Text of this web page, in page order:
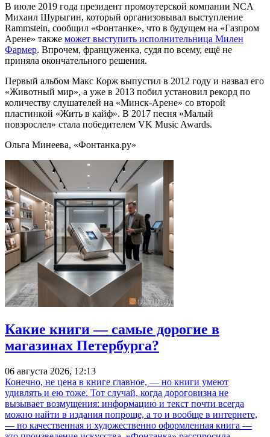
В июле 2019 года президент промоутерской компании NCA
Михаил Шурыгин, который организовывал выступление
Rammstein, сообщил «Фонтанке», что в будущем на «Газпром
Арене» также может выступить исполнительница Милен
Фармер. Впрочем, француженка, судя по всему, ещё не
приняла окончательного решения.
Первый альбом Макс Корж выпустил в 2012 году и назвал его
«Животный мир», а уже в 2013 побил установил рекорд по
количеству слушателей на «Минск-Арене» со второй
пластинкой «Жить в кайф». В 2017 песня «Малый
повзрослел» стала победителем VK Music Awards.
Ольга Минеева, «Фонтанка.ру»
Какие книги — самые дорогие в
магазинах Петербурга?
06 августа 2026, 12:13
Конечно, не цена в книге главное, — но книги умеют
удивлять и ею тоже. Тот случай, когда дороговизна не
вызывает возмущения: информацию и текст почти всегда
можно найти в издания попроще, а то и вообще в интернете,
— но качественная и художественно оформленная книга —